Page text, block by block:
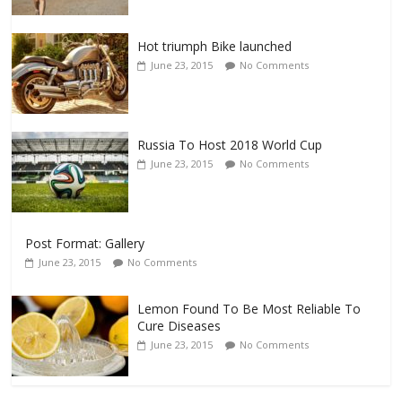
Hot triumph Bike launched
June 23, 2015 No Comments
Russia To Host 2018 World Cup
June 23, 2015 No Comments
Post Format: Gallery
June 23, 2015 No Comments
Lemon Found To Be Most Reliable To
Cure Diseases
June 23, 2015 No Comments